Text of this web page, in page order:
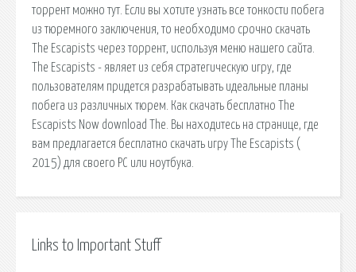
торрент можно тут. Если вы хотите узнать все тонкости побега
из тюремного заключения, то необходимо срочно скачать
The Escapists через торрент, используя меню нашего сайта.
The Escapists - являет из себя стратегическую игру, где
пользователям придется разрабатывать идеальные планы
побега из различных тюрем. Как скачать бесплатно The
Escapists Now download The. Вы находитесь на странице, где
вам предлагается бесплатно скачать игру The Escapists (
2015) для своего PC или ноутбука.
Links to Important Stuff